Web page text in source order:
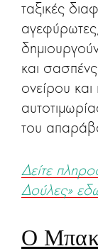
ταξικές
και
ονείρου και
του
Δείτε
Δούλες»
Ο